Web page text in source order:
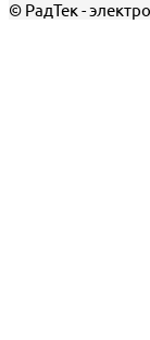
© РадТек -